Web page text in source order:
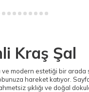
Kraş Şal
modern estetiği bir
hareket katıyor.
şıklığı ve doğal